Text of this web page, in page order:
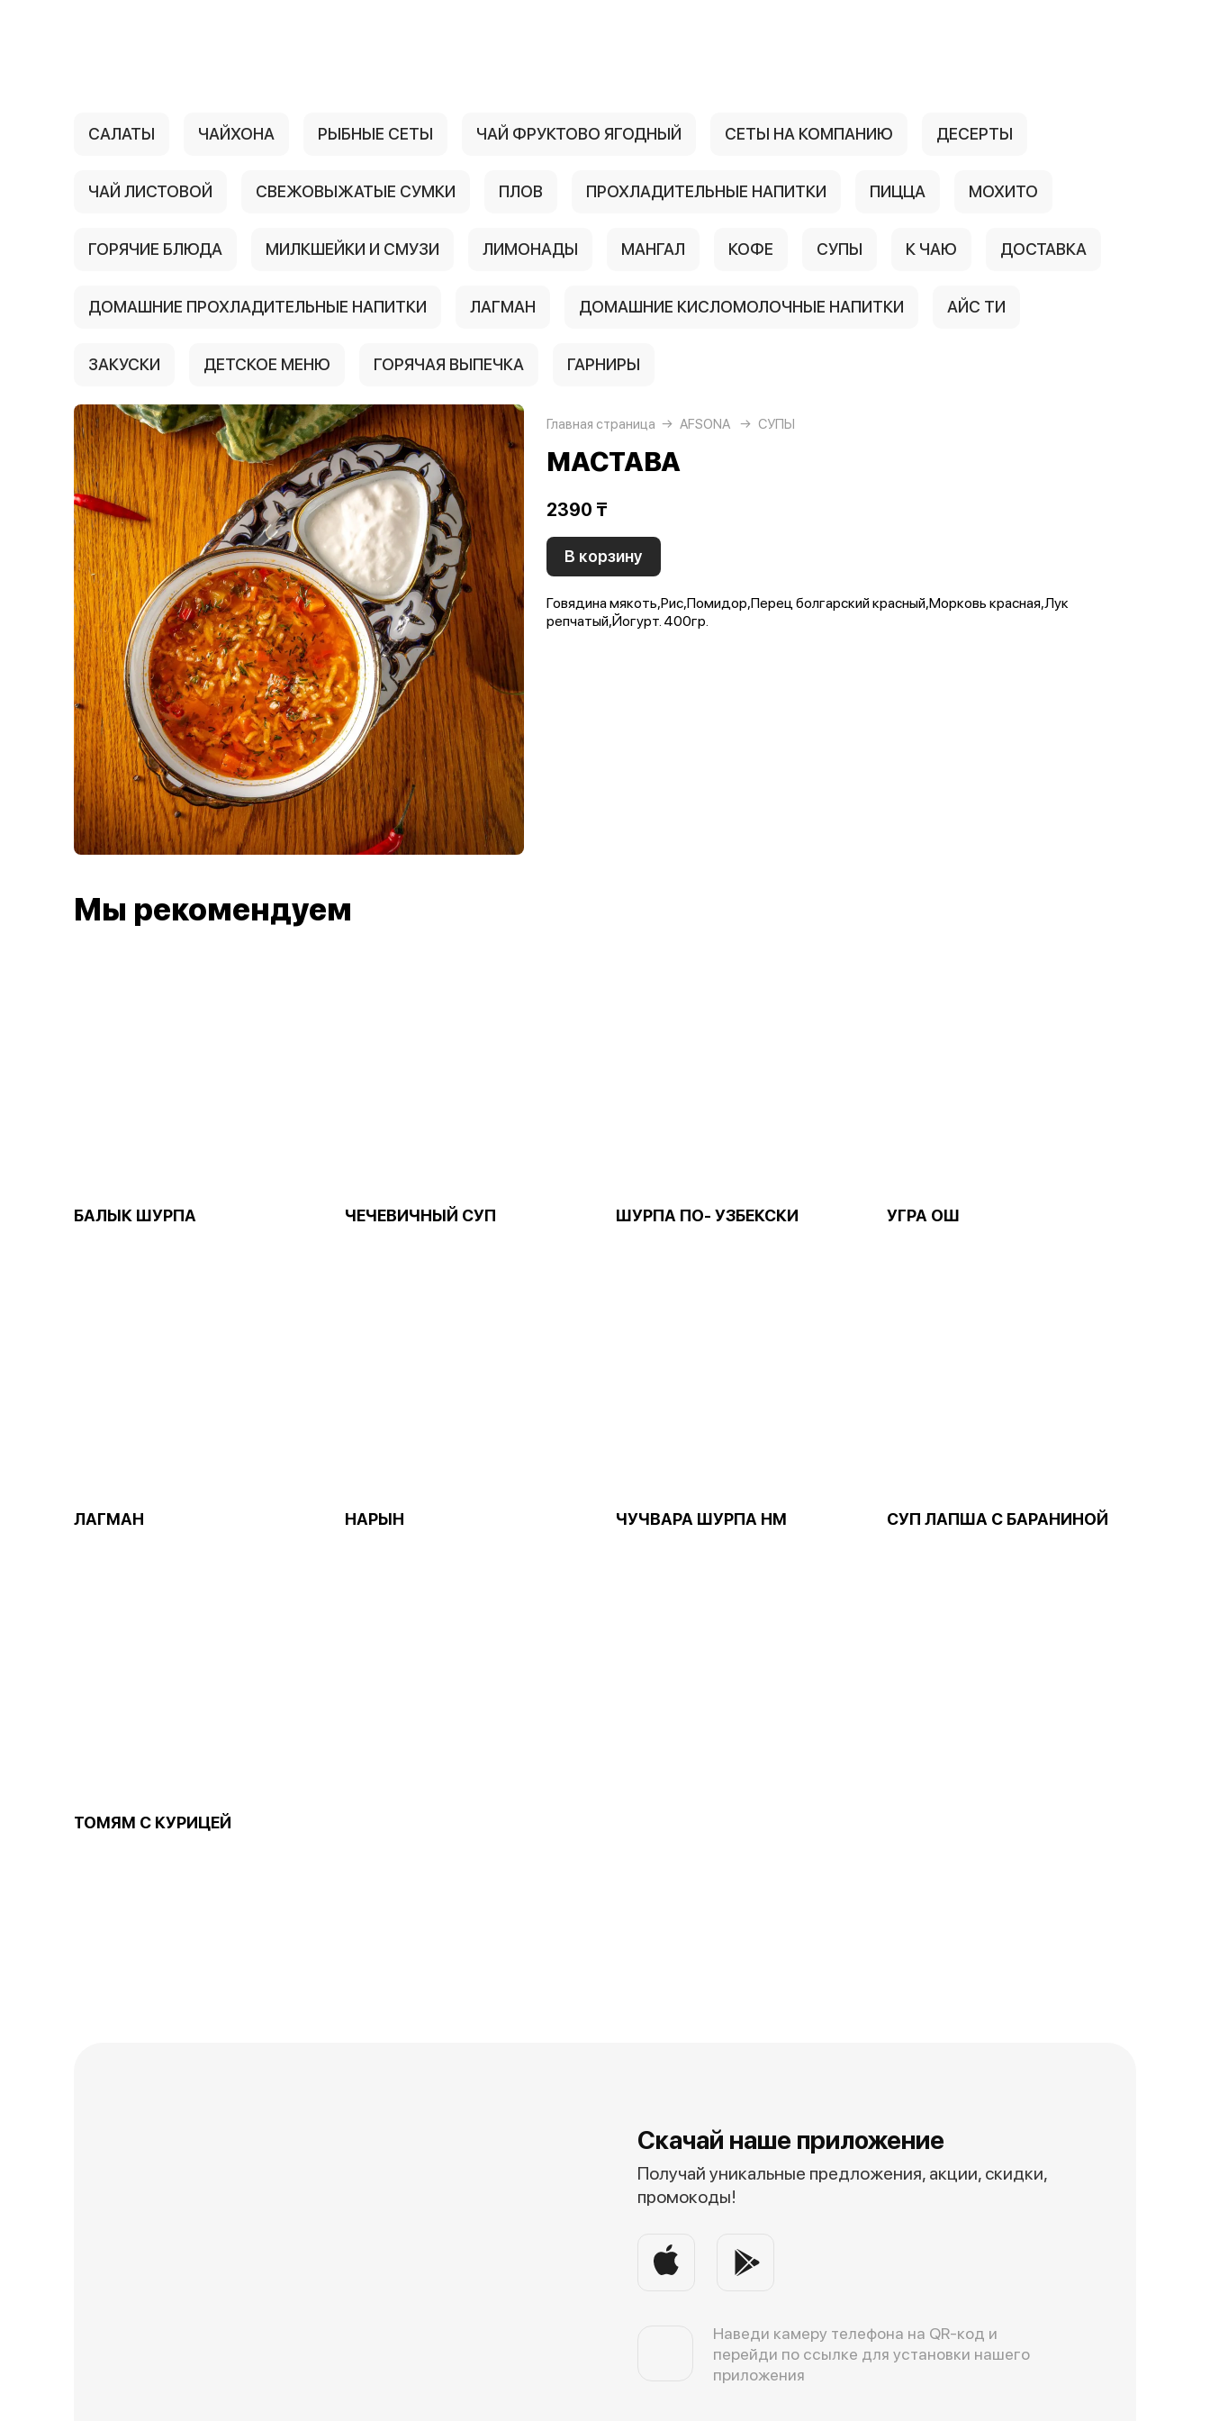
САЛАТЫ ЧАЙХОНА РЫБНЫЕ СЕТЫ ЧАЙ ФРУКТОВО ЯГОДНЫЙ СЕТЫ НА КОМПАНИЮ ДЕСЕРТЫ
ЧАЙ ЛИСТОВОЙ СВЕЖОВЫЖАТЫЕ СУМКИ ПЛОВ ПРОХЛАДИТЕЛЬНЫЕ НАПИТКИ ПИЦЦА МОХИТО
ГОРЯЧИЕ БЛЮДА МИЛКШЕЙКИ И СМУЗИ ЛИМОНАДЫ МАНГАЛ КОФЕ СУПЫ К ЧАЮ ДОСТАВКА
ДОМАШНИЕ ПРОХЛАДИТЕЛЬНЫЕ НАПИТКИ ЛАГМАН ДОМАШНИЕ КИСЛОМОЛОЧНЫЕ НАПИТКИ АЙС ТИ
ЗАКУСКИ ДЕТСКОЕ МЕНЮ ГОРЯЧАЯ ВЫПЕЧКА ГАРНИРЫ
Главная страница AFSONA СУПЫ
МАСТАВА
2390 ₸
В корзину
Говядина мякоть,Рис,Помидор,Перец болгарский красный,Морковь красная,Лук
репчатый,Йогурт. 400гр.
Мы рекомендуем
БАЛЫК ШУРПА ЧЕЧЕВИЧНЫЙ СУП ШУРПА ПО- УЗБЕКСКИ УГРА ОШ
ЛАГМАН НАРЫН ЧУЧВАРА ШУРПА НМ СУП ЛАПША С БАРАНИНОЙ
ТОМЯМ С КУРИЦЕЙ
Скачай наше приложение
Получай уникальные предложения, акции, скидки,
промокоды!
Наведи камеру телефона на QR-код и
перейди по ссылке для установки нашего
приложения